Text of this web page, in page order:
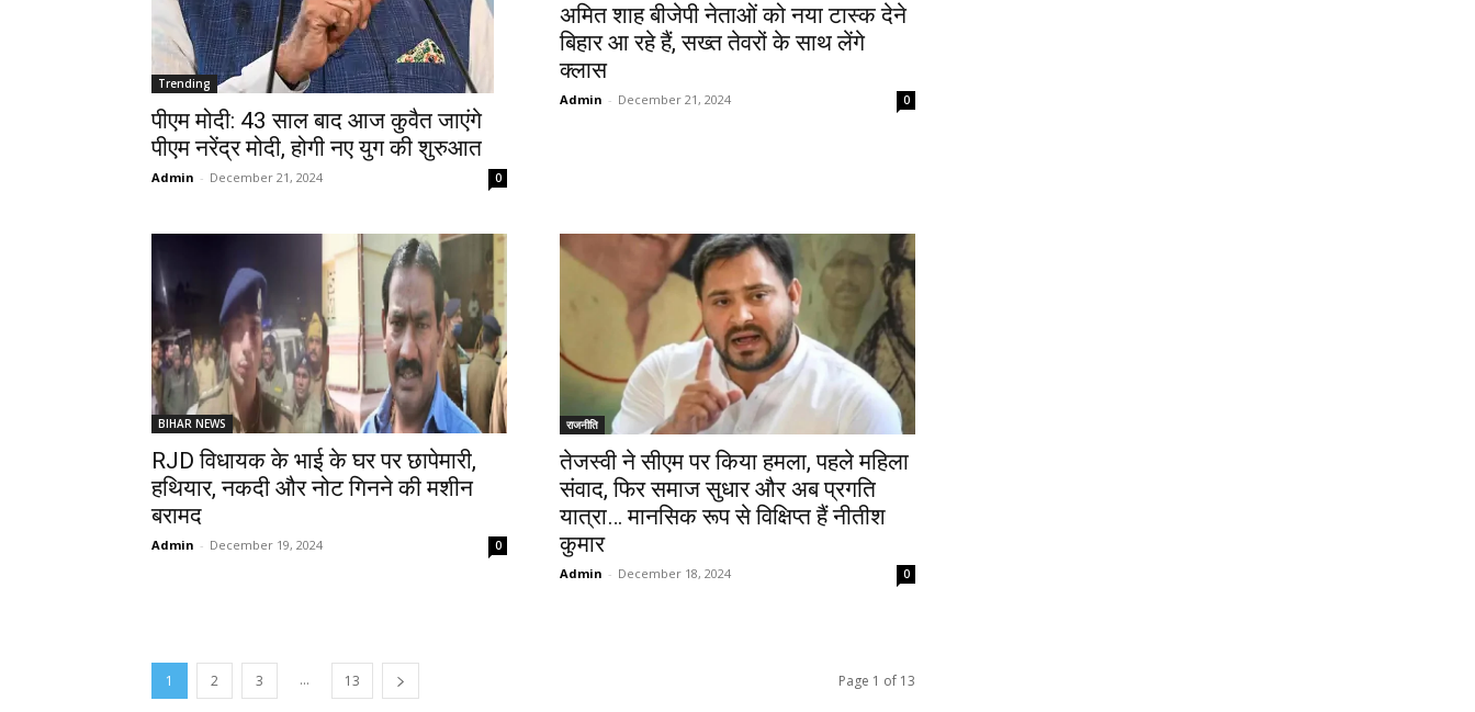
Trending
पीएम मोदी: 43 साल बाद आज कुवैत जाएंगे
पीएम नरेंद्र मोदी, होगी नए युग की शुरुआत
Admin - December 21, 2024 0
अमित शाह बीजेपी नेताओं को नया टास्क देने
बिहार आ रहे हैं, सख्त तेवरों के साथ लेंगे
क्लास
Admin - December 21, 2024 0
BIHAR NEWS
RJD विधायक के भाई के घर पर छापेमारी,
हथियार, नकदी और नोट गिनने की मशीन
बरामद
Admin - December 19, 2024 0
राजनीति
तेजस्वी ने सीएम पर किया हमला, पहले महिला
संवाद, फिर समाज सुधार और अब प्रगति
यात्रा… मानसिक रूप से विक्षिप्त हैं नीतीश
कुमार
Admin - December 18, 2024 0
1 2 3 ... 13 Page 1 of 13